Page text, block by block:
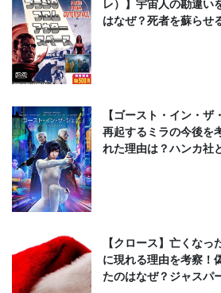
レ）】宇宙人の勘違い
はなぜ？死者を蘇らせ
【ゴースト・イン・ザ
再起するミラの今後を
れた理由は？ハンカ社
【クロース】亡くな
に現れる理由を考察！
たのはなぜ？ジャスパ